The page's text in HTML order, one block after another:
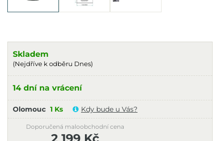
Skladem
(Nejdříve k odběru Dnes)
14 dní na vrácení
Olomouc 1 Ks Kdy bude u Vás?
Doporučená maloobchodní cena
2 199 Kč